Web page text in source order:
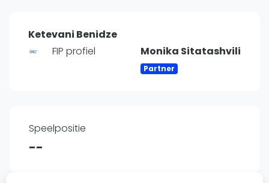
Laatste updates
Padel
Padelgear
Ketevani Benidze
FIP profiel
Monika Sitatashvili
Partner
Speelpositie
--